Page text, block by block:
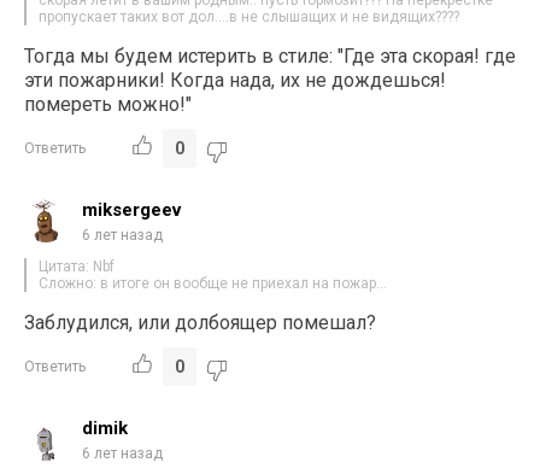
пропускает таких вот дол….в не слышащих и не видящих????
Тогда мы будем истерить в стиле: "Где эта скорая! где
эти пожарники! Когда нада, их не дождешься!
помереть можно!"
Ответить 0
miksergeev
6 лет назад
Цитата: Nbf
Сложно: в итоге он вообще не приехал на пожар…
Заблудился, или долбоящер помешал?
Ответить 0
dimik
6 лет назад